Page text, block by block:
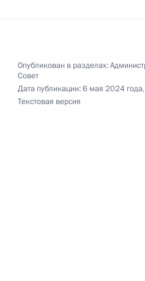
Опубликован в разделах:
Совет
Дата публикации:6 мая 2024
Текстовая версия